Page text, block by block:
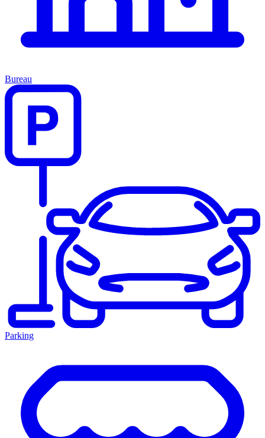
Bureau
Parking